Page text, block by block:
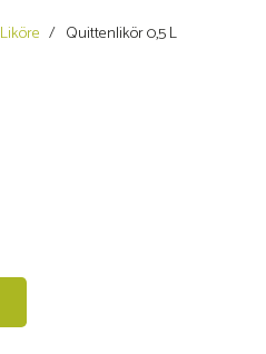
Liköre / Quittenlikör 0,5 L